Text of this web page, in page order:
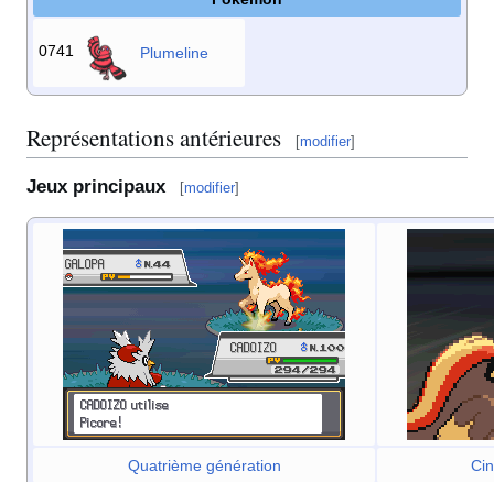
0741 Plumeline
Représentations antérieures [modifier]
Jeux principaux [modifier]
Quatrième génération